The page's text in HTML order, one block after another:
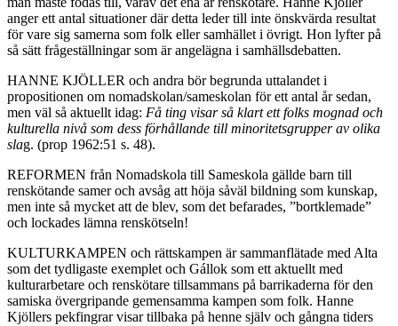
anger ett antal situationer där detta leder till inte önskvärda resultat
för vare sig samerna som folk eller samhället i övrigt. Hon lyfter på
så sätt frågeställningar som är angelägna i samhällsdebatten.
HANNE KJÖLLER och andra bör begrunda uttalandet i
propositionen om nomadskolan/sameskolan för ett antal år sedan,
men väl så aktuellt idag: Få ting visar så klart ett folks mognad och
kulturella nivå som dess förhållande till minoritetsgrupper av olika
slag. (prop 1962:51 s. 48).
REFORMEN från Nomadskola till Sameskola gällde barn till
renskötande samer och avsåg att höja såväl bildning som kunskap,
men inte så mycket att de blev, som det befarades, ”bortklemade”
och lockades lämna renskötseln!
KULTURKAMPEN och rättskampen är sammanflätade med Alta
som det tydligaste exemplet och Gállok som ett aktuellt med
kulturarbetare och renskötare tillsammans på barrikaderna för den
samiska övergripande gemensamma kampen som folk. Hanne
Kjöllers pekfingrar visar tillbaka på henne själv och gångna tiders